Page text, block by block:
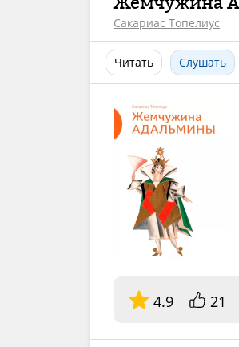
Сакариас Топелиус
Читать Слушать
4.9 21